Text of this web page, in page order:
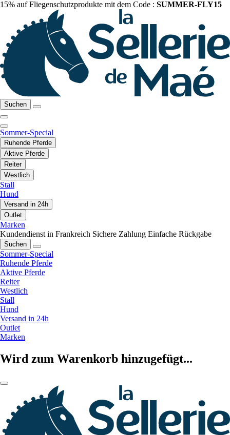
15% auf Fliegenschutzprodukte mit dem Code : SUMMER-FLY15
Suchen
Sommer-Special
Ruhende Pferde
Aktive Pferde
Reiter
Westlich
Stall
Hund
Versand in 24h
Outlet
Marken
Kundendienst in Frankreich Sichere Zahlung Einfache Rückgabe
Suchen
Sommer-Special
Ruhende Pferde
Aktive Pferde
Reiter
Westlich
Stall
Hund
Versand in 24h
Outlet
Marken
Wird zum Warenkorb hinzugefügt...